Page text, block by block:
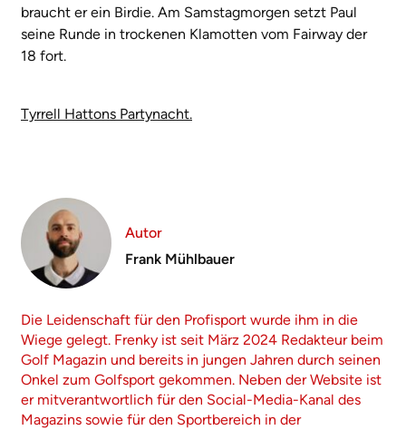
braucht er ein Birdie. Am Samstagmorgen setzt Paul
seine Runde in trockenen Klamotten vom Fairway der
18 fort.
Tyrrell Hattons Partynacht.
Autor
Frank Mühlbauer
Die Leidenschaft für den Profisport wurde ihm in die
Wiege gelegt. Frenky ist seit März 2024 Redakteur beim
Golf Magazin und bereits in jungen Jahren durch seinen
Onkel zum Golfsport gekommen. Neben der Website ist
er mitverantwortlich für den Social-Media-Kanal des
Magazins sowie für den Sportbereich in der